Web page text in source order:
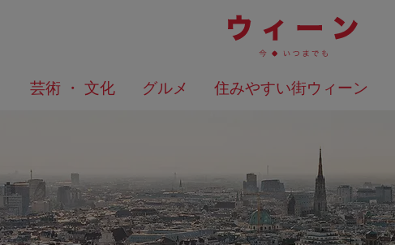
芸術 ・ 文化 グルメ 住みやすい街ウィーン